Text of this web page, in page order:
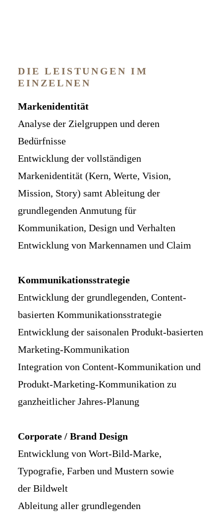
DIE LEISTUNGEN IM
EINZELNEN
Markenidentität
Analyse der Zielgruppen und deren
Bedürfnisse
Entwicklung der vollständigen
Markenidentität (Kern, Werte, Vision,
Mission, Story) samt Ableitung der
grundlegenden Anmutung für
Kommunikation, Design und Verhalten
Entwicklung von Markennamen und Claim
Kommunikationsstrategie
Entwicklung der grundlegenden, Content-
basierten Kommunikationsstrategie
Entwicklung der saisonalen Produkt-basierten
Marketing-Kommunikation
Integration von Content-Kommunikation und
Produkt-Marketing-Kommunikation zu
ganzheitlicher Jahres-Planung
Corporate / Brand Design
Entwicklung von Wort-Bild-Marke,
Typografie, Farben und Mustern sowie
der Bildwelt
Ableitung aller grundlegenden